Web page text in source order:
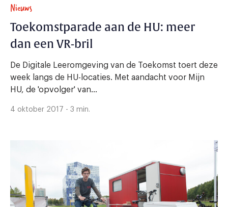
Nieuws
Toekomstparade aan de HU: meer
dan een VR-bril
De Digitale Leeromgeving van de Toekomst toert deze
week langs de HU-locaties. Met aandacht voor Mijn
HU, de 'opvolger' van...
4 oktober 2017 - 3 min.